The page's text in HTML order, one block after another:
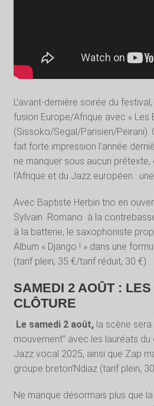
L’avant-dernière soirée du
fusion Europe/Afrique avec « Les
(Sissoko/Segal/Parisien/Peirani).
fait forte impression l’année
ne manquer sous aucun
l’Afrique et du Jazz européen :
Avec Baptiste Herbin trio en
Sylvain Romano à la
à la batterie, le saxophoniste
Album « Django ! » dans une
(tarif plein, 35 €/tarif réduit, 30 €).
SAMEDI 2 AOÛT :
CLÔTURE
Le samedi 2 août,la scène sera
mouvement” avec les lauréats
Jazz vocal 2025, ainsi que Zap
groupe breton’Ndiaz (tarif plein,
Ne manque désormais plus que